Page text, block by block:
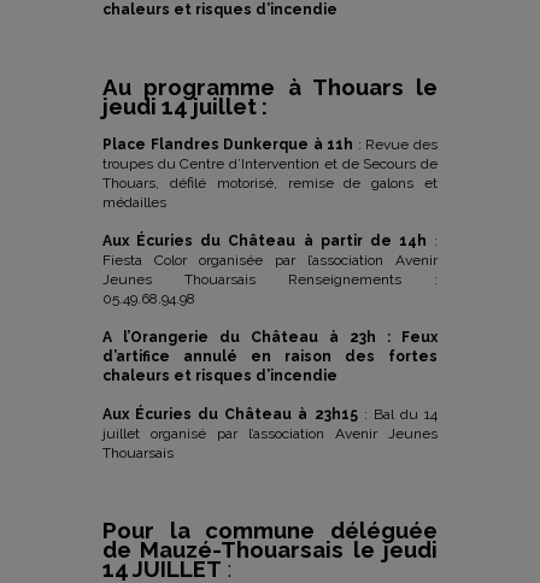
chaleurs et risques d’incendie
Au programme à Thouars le
jeudi 14 juillet :
Place Flandres Dunkerque à 11h : Revue des
troupes du Centre d’Intervention et de Secours de
Thouars, défilé motorisé, remise de galons et
médailles
Aux Écuries du Château à partir de 14h :
Fiesta Color organisée par l’association Avenir
Jeunes Thouarsais Renseignements :
05.49.68.94.98
A l’Orangerie du Château à 23h :
Feux
d’artifice annulé en raison des fortes
chaleurs et risques d’incendie
Aux Écuries du Château à 23h15: Bal du 14
juillet organisé par l’association Avenir Jeunes
Thouarsais
Pour la commune déléguée
de Mauzé-Thouarsais le jeudi
14 JUILLET :